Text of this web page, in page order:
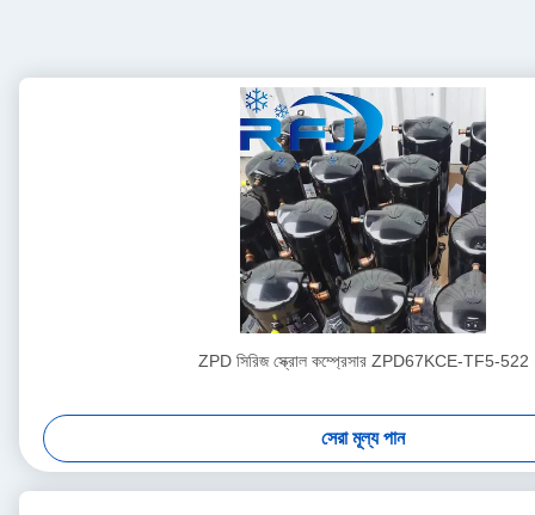
ZPD সিরিজ স্ক্রোল কম্প্রেসার ZPD67KCE-TF5-522
সেরা মূল্য পান